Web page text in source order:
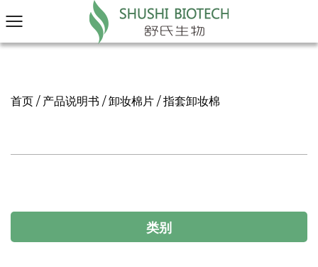
首页 / 产品说明书 /卸妆棉片 /指套卸妆棉
类别